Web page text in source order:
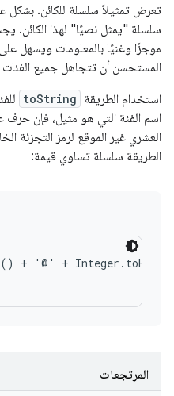
تعرض تمثيلاً سلسلة للكائن. بشكل
سلسلة "يمثل نصيًا" لهذا الكائن.
موجزًا وغنيًا بالمعلومات ويسهل
المستحسن أن تتجاهل جميع الفئات
استخدام الطريقة toString
اسم الفئة التي هو مثيل، فإن حرف
العشري غير الموقع لرمز التجزئة
الطريقة سلسلة تساوي قيمة:
+ '@' +
المرتجعات